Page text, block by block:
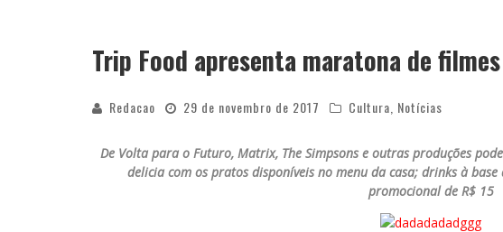
Trip Food apresenta maratona de
Redacao 29 de novembro de 2017 Cultura Notícias
De Volta para o Futuro, Matrix, The Simpsons e outras produções
delicia com os pratos disponíveis no menu da casa; drinks à
promocional de R$ 15